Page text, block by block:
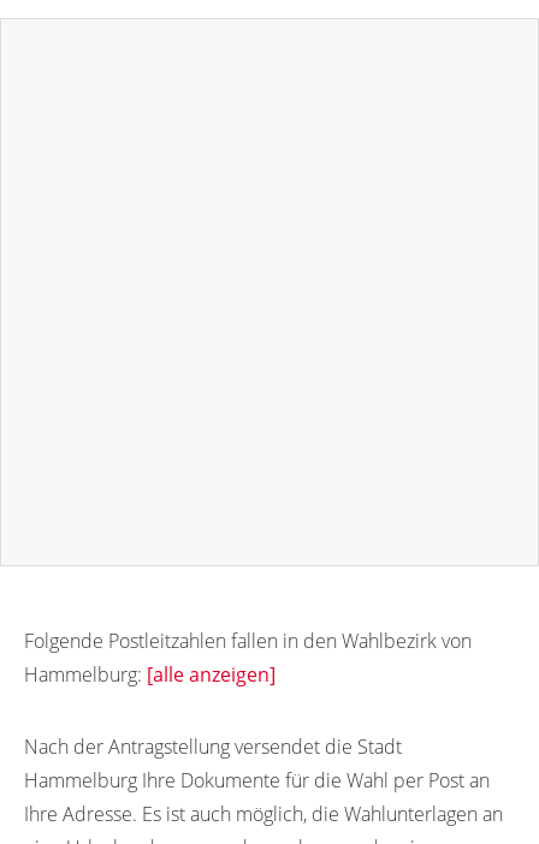
Folgende Postleitzahlen fallen in den Wahlbezirk von
Hammelburg: [alle anzeigen]
Nach der Antragstellung versendet die Stadt
Hammelburg Ihre Dokumente für die Wahl per Post an
Ihre Adresse. Es ist auch möglich, die Wahlunterlagen an